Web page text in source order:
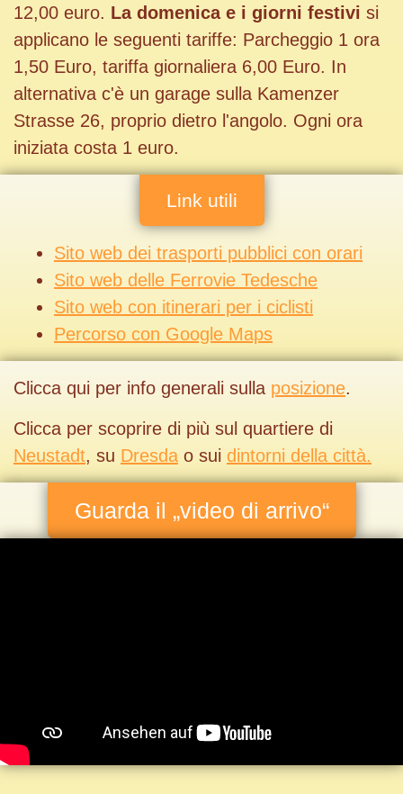
12,00 euro. La domenica e i giorni festivi si
applicano le seguenti tariffe: Parcheggio 1 ora
1,50 Euro, tariffa giornaliera 6,00 Euro. In
alternativa c'è un garage sulla Kamenzer
Strasse 26, proprio dietro l'angolo. Ogni ora
iniziata costa 1 euro.
Link utili
Sito web dei trasporti pubblici con orari
Sito web delle Ferrovie Tedesche
Sito web con itinerari per i ciclisti
Percorso con Google Maps
Clicca qui per info generali sulla posizione.
Clicca per scoprire di più sul quartiere di
Neustadt, su Dresda o sui dintorni della città.
Guarda il „video di arrivo“